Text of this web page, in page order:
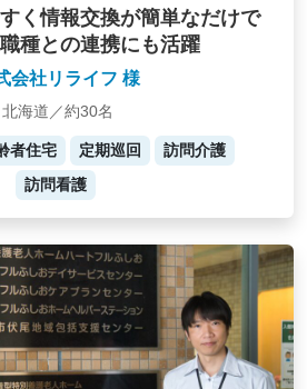
く情報交換が簡単なだけで
種との連携にも活躍
会社リライフ 様
北海道／約30名
者住宅 定期巡回
訪問介護
訪問看護